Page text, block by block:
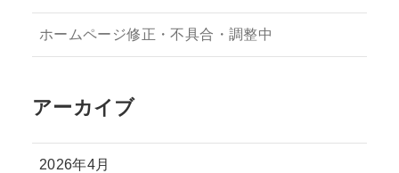
ホームページ修正・不具合・調整中
アーカイブ
2026年4月